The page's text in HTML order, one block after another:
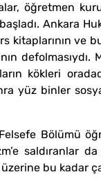
öğretmen
Ankara
kitaplarının ve
kökleri
yüz binler
Bölümü
saldıranlar
bu kadar